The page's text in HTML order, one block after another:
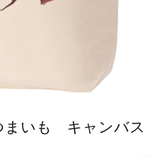
まいも キャンバス